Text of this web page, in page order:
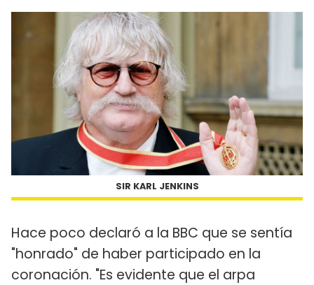
SIR KARL JENKINS
Hace poco declaró a la BBC que se sentía
"honrado" de haber participado en la
coronación. "Es evidente que el arpa